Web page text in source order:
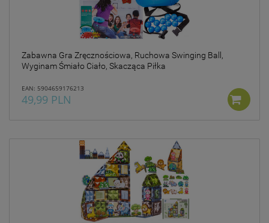
Zabawna Gra Zręcznościowa, Ruchowa Swinging Ball,
Wyginam Śmiało Ciało, Skacząca Piłka
EAN: 5904659176213
49,99 PLN